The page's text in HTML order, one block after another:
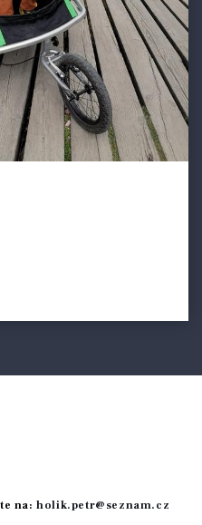
na:holik.petr@seznam.cz